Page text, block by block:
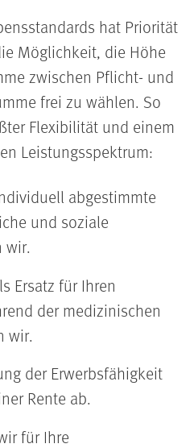
hat Priorität
Möglichkeit, die Höhe
zwischen Pflicht- und
frei zu wählen. So
Flexibilität und einem
Leistungsspektrum:
abgestimmte
und soziale
wir.
Ersatz für Ihren
der medizinischen
wir.
der Erwerbsfähigkeit
Rente ab.
für Ihre